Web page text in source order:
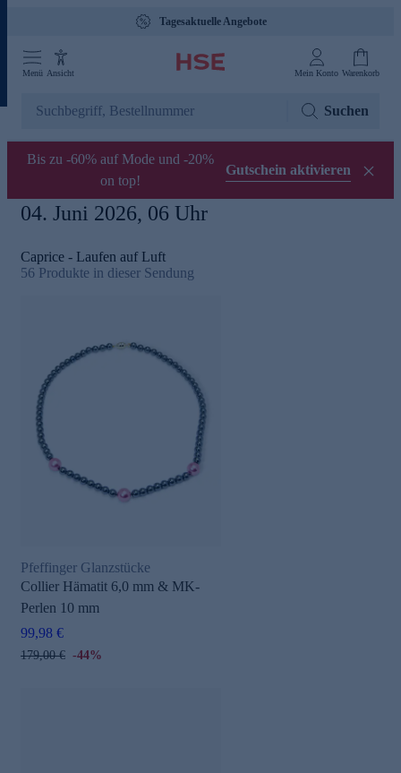
Tagesaktuelle Angebote
Menü Ansicht Mein Konto Warenkorb
Suchen
Bis zu -60% auf Mode und -20%
on top!
Gutschein aktivieren
04. Juni 2026, 06 Uhr
Caprice - Laufen auf Luft
56 Produkte in dieser Sendung
Pfeffinger Glanzstücke
Collier Hämatit 6,0 mm & MK-
Perlen 10 mm
99,98 €
179,00 € -44%